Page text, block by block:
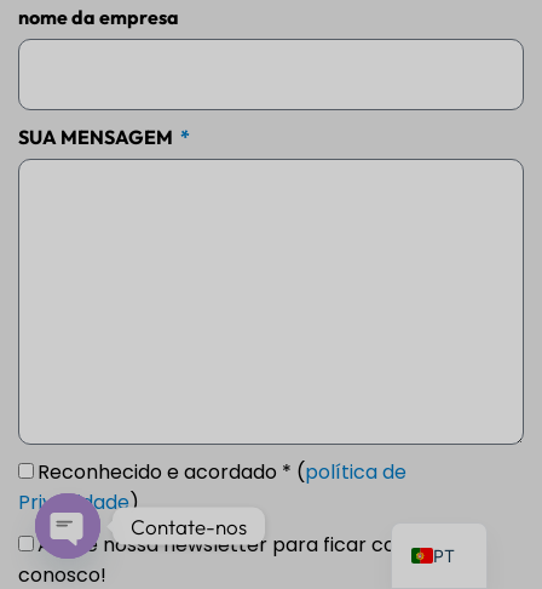
nome da empresa
SUA MENSAGEM
Reconhecido e acordado * (política de
Privacidade)
Assine nossa newsletter para ficar conectado
conosco!
PT
Contate-nos
Bate-